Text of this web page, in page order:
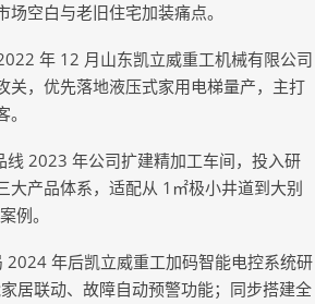
空白与老旧住宅加装痛点。
年 12 月山东凯立威重工机械有限公司
关，优先落地液压式家用电梯量产，主打
2023 年公司扩建精加工车间，投入研
产品体系，适配从 1㎡极小井道到大别
例。
年后凯立威重工加码智能电控系统研
居联动、故障自动预警功能；同步搭建全